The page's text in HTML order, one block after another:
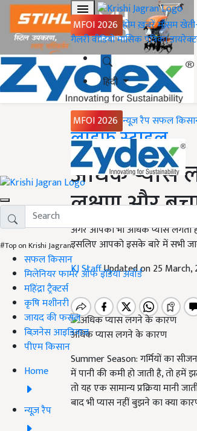
MFOI 2026 होमख़बरेंमौसम
गैलरीवीडियोमासिक पत्रिका
हिंदी
MFOI 2026 न्यूज़ रैपसफल
#Top on Krishi Jagran
सफल किसान
मिलेनियर फार्मर ऑफ इंडिया अवॉर्ड
महिंद्रा ट्रैक्टर्स
कृषि मशीनरी
जायद की फसल
बिज़नेस आइडियाज
पीएम किसान
Home
न्यूज़ रैप
Home
लाइफ स्टाइल
अधिक प्यास
लक्षण और
अगर आपको भी अधिक प्यास लगती है
इसलिए आपको इसके बारे में सभी
KJ StaffUpdated on 25 March,
अधिक प्यास लगने के कारण
Summer Season: गर्मियों का
में पानी की कमी हो जाती है,तो हमें
तो यह एक सामान्य प्रक्रिया मानी
बाद भी प्यास नहीं बुझने का क्या